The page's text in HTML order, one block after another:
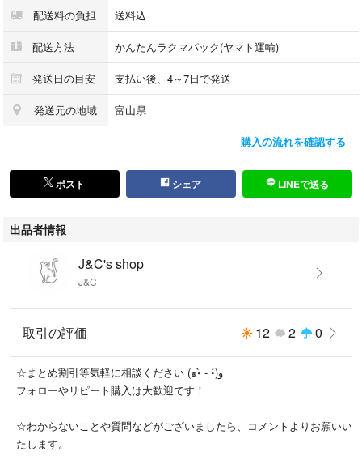
配送料の負担 送料込
配送方法 かんたんラクマパック(ヤマト運輸)
発送日の目安 支払い後、4～7日で発送
発送元の地域 富山県
購入の流れを確認する
ポスト シェア LINEで送る
出品者情報
J&C's shop
J&C
取引の評価 12 2 0
☆まとめ割引等気軽に相談ください (๑•̀ - •́)و
フォローやリピート購入は大歓迎です！
☆わからないことや質問などがございましたら、コメントよりお願いい
たします。